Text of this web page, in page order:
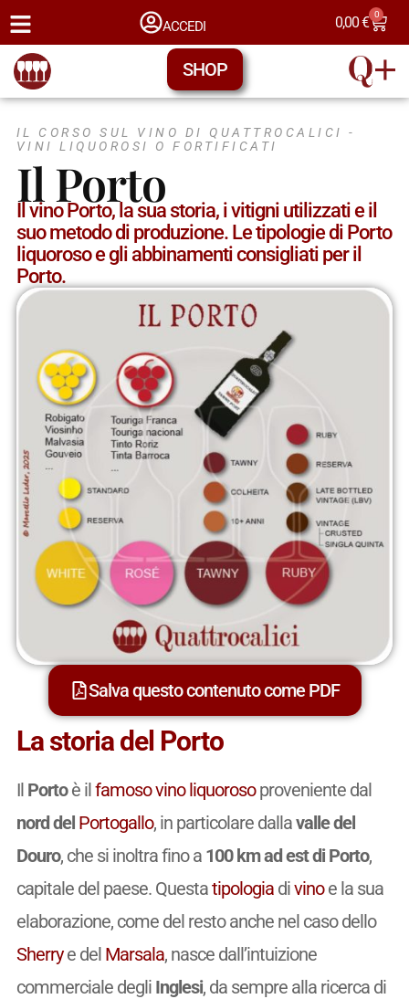
ACCEDI 0,00€ 0
SHOP
IL CORSO SUL VINO DI QUATTROCALICI -
VINI LIQUOROSI O FORTIFICATI
Il Porto
Il vino Porto, la sua storia, i vitigni utilizzati e il
suo metodo di produzione. Le tipologie di Porto
liquoroso e gli abbinamenti consigliati per il
Porto.
Salva questo contenuto come PDF
La storia del Porto
Il Portoè ilfamosovino liquorosoproveniente dal
nord del Portogallo, in particolare dallavalle del
Douro, che si inoltra fino a 100 km ad est di Porto,
capitale del paese. Questatipologiadivinoe la sua
elaborazione, come del resto anche nel caso dello
Sherrye del Marsala, nasce dall’intuizione
commerciale degli Inglesi, da sempre alla ricerca di